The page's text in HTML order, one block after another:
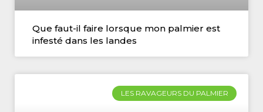
Que faut-il faire lorsque mon palmier est
infesté dans les landes
LES RAVAGEURS DU PALMIER